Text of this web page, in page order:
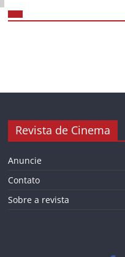
Revista de Cinema
Anuncie
Contato
Sobre a revista